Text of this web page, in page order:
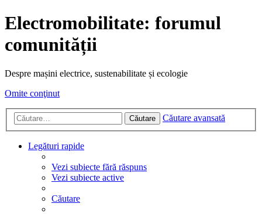
Electromobilitate: forumul
comunității
Despre mașini electrice, sustenabilitate și ecologie
Omite conţinut
Căutare Căutare avansată
Legături rapide
Vezi subiecte fără răspuns
Vezi subiecte active
Căutare